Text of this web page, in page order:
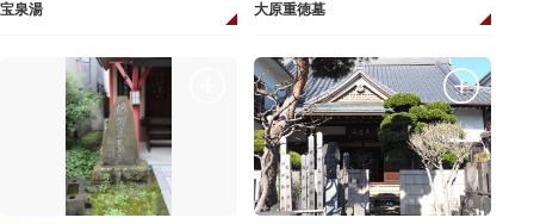
宝泉湯 大原重徳墓